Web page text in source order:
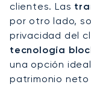
clientes. Las
por otro lado,
privacidad del
tecnología
una opción
patrimonio neto